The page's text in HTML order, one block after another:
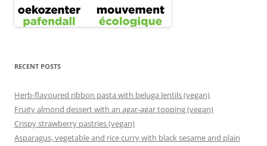
RECENT POSTS
Herb-flavoured ribbon pasta with beluga lentils (vegan)
Fruity almond dessert with an agar-agar topping (vegan)
Crispy strawberry pastries (vegan)
Asparagus, vegetable and rice curry with black sesame and plain